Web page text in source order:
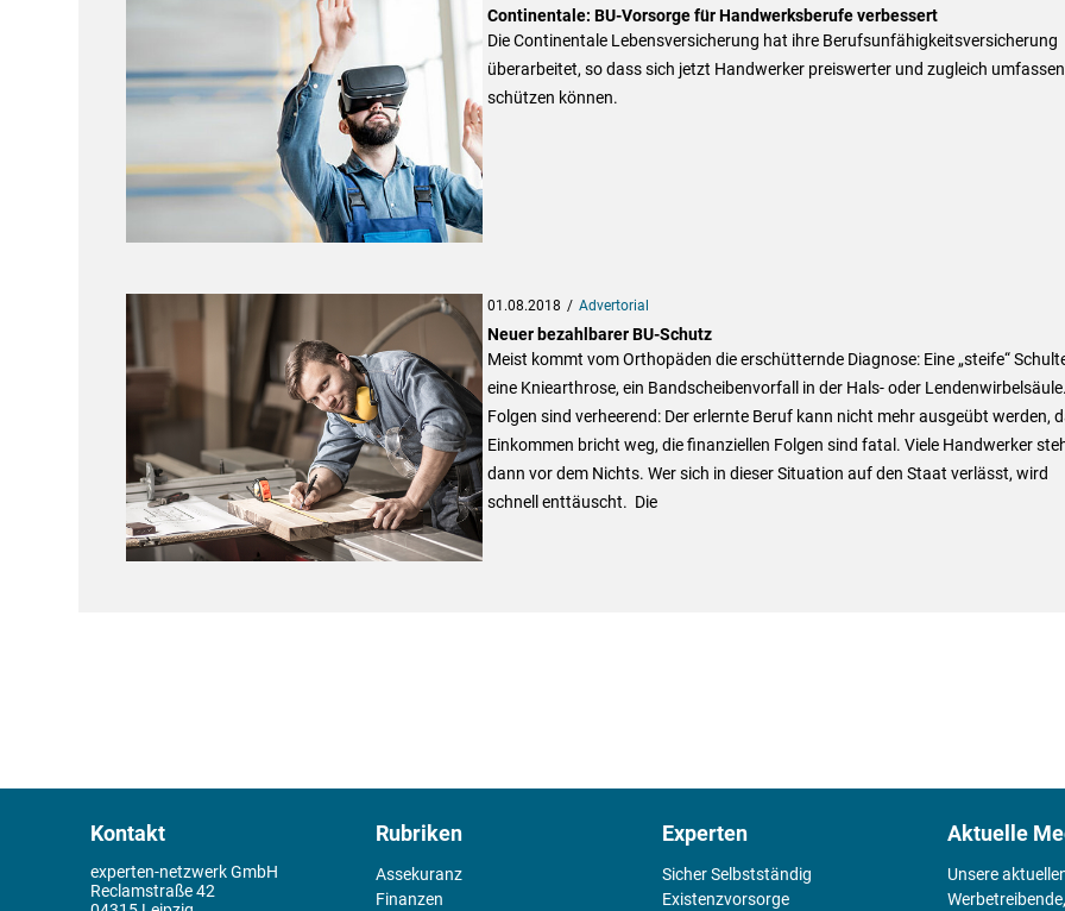
Continentale: BU-Vorsorge für Handwerksberufe verbessert
Die Continentale Lebensversicherung hat ihre Berufsunfähigkeitsversicherung
überarbeitet, so dass sich jetzt Handwerker preiswerter und zugleich
schützen können.
01.08.2018 Advertorial
Neuer bezahlbarer BU-Schutz
Meist kommt vom Orthopäden die erschütternde Diagnose: Eine „steife“
eine Kniearthrose, ein Bandscheibenvorfall in der Hals- oder
Folgen sind verheerend: Der erlernte Beruf kann nicht mehr ausgeübt werden,
Einkommen bricht weg, die finanziellen Folgen sind fatal. Viele Handwerker
dann vor dem Nichts. Wer sich in dieser Situation auf den Staat verlässt, wird
schnell enttäuscht. Die
Kontakt
experten-netzwerk GmbH
Reclamstraße 42
Rubriken
Assekuranz
Finanzen
Experten
Sicher Selbstständig
Existenz­vorsorge
Aktuelle
Unsere